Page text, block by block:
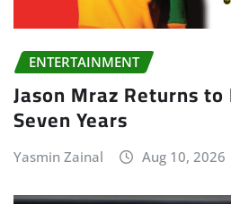
ENTERTAINMENT
Jason Mraz Returns
Seven Years
Yasmin Zainal Aug 10, 2026